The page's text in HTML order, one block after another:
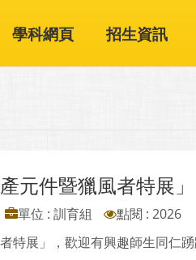
學科網頁 招生資訊
元件暨獵風者特展」
單位 : 訓育組
點閱 : 2026
特展」，歡迎有興趣師生同仁